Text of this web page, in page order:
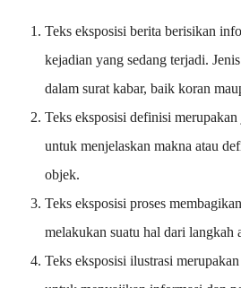
Teks eksposisi berita berisikan
kejadian yang sedang terjadi.
dalam surat kabar, baik koran
Teks eksposisi definisi
untuk menjelaskan makna atau
objek.
Teks eksposisi proses
melakukan suatu hal dari langkah
Teks eksposisi ilustrasi